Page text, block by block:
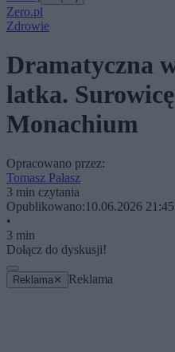
Zero.pl
Zdrowie
Dramatyczna
latka.
Monachium
Opracowano przez:
Tomasz Pałasz
3 min czytania
Opublikowano:10.06.2026 21:45
•
3 min
Dołącz do dyskusji!
Reklama ✕ Reklama